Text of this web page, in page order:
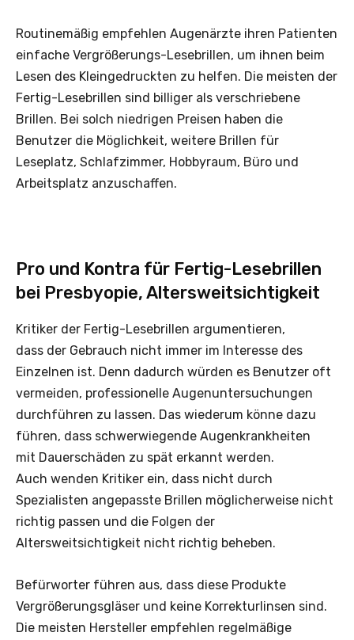
Routinemäßig empfehlen Augenärzte ihren Patienten
einfache Vergrößerungs-Lesebrillen, um ihnen beim
Lesen des Kleingedruckten zu helfen. Die meisten der
Fertig-Lesebrillen sind billiger als verschriebene
Brillen. Bei solch niedrigen Preisen ­haben die
Benutzer die Möglichkeit, weitere Brillen für
Leseplatz, Schlafzimmer, Hobbyraum, Büro und
Arbeitsplatz anzuschaffen.
Pro und Kontra für Fertig-Lesebrillen
bei Presbyopie, Altersweitsichtigkeit
Kritiker der Fertig-Lesebrillen argumentieren,
dass der Gebrauch nicht immer im Interesse des
Einzelnen ist. Denn dadurch würden es Benutzer oft
vermeiden, professionelle Augenuntersuchungen
durchführen zu lassen. Das wiederum könne dazu
führen, dass schwerwiegende Augenkrankheiten
mit Dauerschäden zu spät erkannt werden.
Auch wenden Kritiker ein, dass nicht durch
Spezialisten angepasste Brillen möglicherweise nicht
richtig passen und die Folgen der
Altersweitsichtigkeit nicht richtig beheben.
Befürworter führen aus, dass diese Produkte
Vergrößerungsgläser und keine Korrekturlinsen sind.
Die meisten Hersteller empfehlen regelmäßige